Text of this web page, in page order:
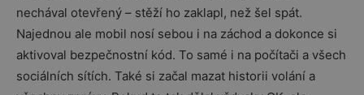
nechával otevřený – stěží ho zaklapl, než šel spát.
Najednou ale mobil nosí sebou i na záchod a dokonce si
aktivoval bezpečnostní kód. To samé i na počítači a všech
sociálních sítích. Také si začal mazat historii volání a